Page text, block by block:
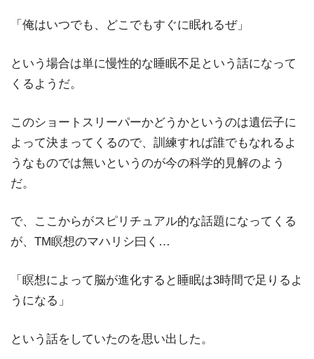
「俺はいつでも、どこでもすぐに眠れるぜ」
という場合は単に慢性的な睡眠不足という話になって
くるようだ。
このショートスリーパーかどうかというのは遺伝子に
よって決まってくるので、訓練すれば誰でもなれるよ
うなものでは無いというのが今の科学的見解のよう
だ。
で、ここからがスピリチュアル的な話題になってくる
が、TM瞑想のマハリシ曰く…
「瞑想によって脳が進化すると睡眠は3時間で足りるよ
うになる」
という話をしていたのを思い出した。